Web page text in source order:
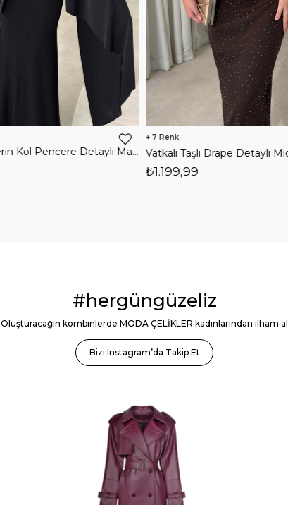
Vatkalı Taşlı Drape Detaylı Midi Boy Kahverengi Jesep Kadın Elbise 26Y282
7
₺1.199,99
#hergüngüzeliz
Oluşturacağın kombinlerde MODA ÇELİKLER kadınlarından ilham al
Bizi Instagram’da Takip Et